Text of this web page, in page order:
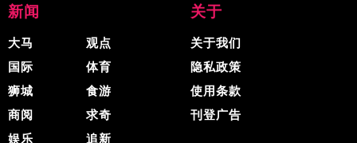
新闻
大马
国际
狮城
商阅
娱乐
观点
体育
食游
求奇
追新
关于
关于我们
隐私政策
使用条款
刊登广告